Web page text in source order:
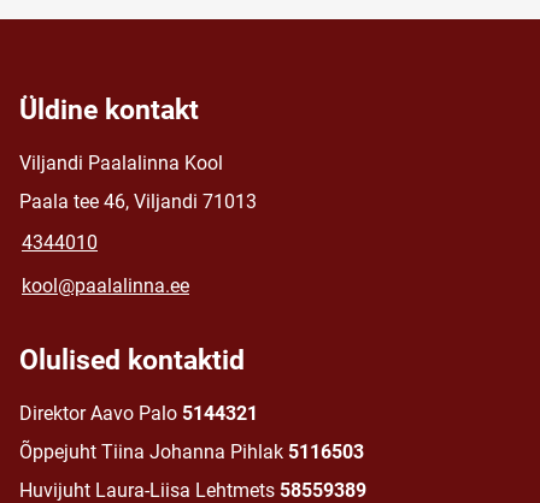
Üldine kontakt
Viljandi Paalalinna Kool
Paala tee 46, Viljandi 71013
4344010
kool@paalalinna.ee
Olulised kontaktid
Direktor Aavo Palo 5144321
Õppejuht Tiina Johanna Pihlak 5116503
Huvijuht Laura-Liisa Lehtmets 58559389